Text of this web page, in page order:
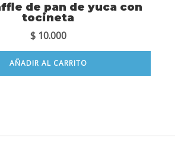
de pan de yuca con
tocineta
$10.000
AÑADIR AL CARRITO